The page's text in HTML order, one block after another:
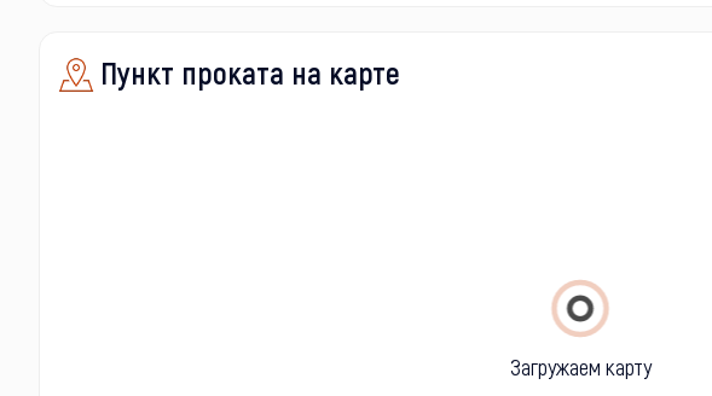
Пункт проката на карте
Загружаем карту